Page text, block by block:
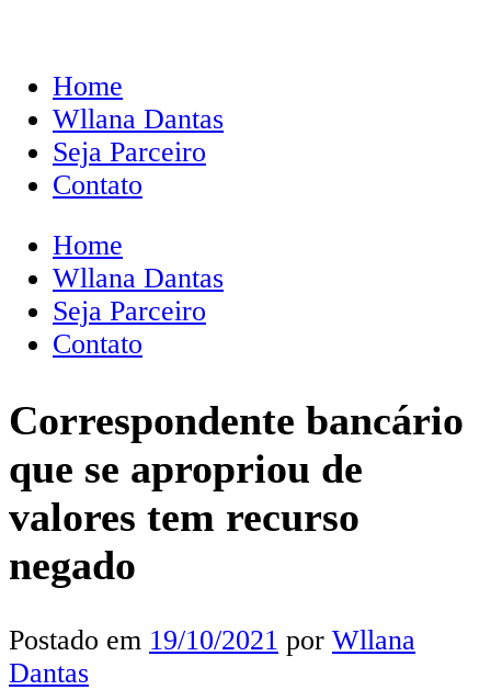
Home
Wllana Dantas
Seja Parceiro
Contato
Home
Wllana Dantas
Seja Parceiro
Contato
Correspondente bancário
que se apropriou de
valores tem recurso
negado
Postado em 19/10/2021 por Wllana
Dantas